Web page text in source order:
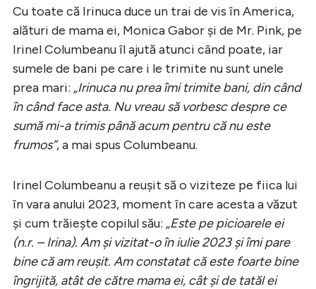
Cu toate că Irinuca duce un trai de vis în America,
alături de mama ei, Monica Gabor și de Mr. Pink, pe
Irinel Columbeanu îl ajută atunci când poate, iar
sumele de bani pe care i le trimite nu sunt unele
prea mari: „Irinuca nu prea îmi trimite bani, din când
în când face asta. Nu vreau să vorbesc despre ce
sumă mi-a trimis până acum pentru că nu este
frumos”, a mai spus Columbeanu.
Irinel Columbeanu a reușit să o viziteze pe fiica lui
în vara anului 2023, moment în care acesta a văzut
și cum trăiește copilul său: „Este pe picioarele ei
(n.r. – Irina). Am și vizitat-o în iulie 2023 și îmi pare
bine că am reușit. Am constatat că este foarte bine
îngrijită, atât de către mama ei, cât și de tatăl ei